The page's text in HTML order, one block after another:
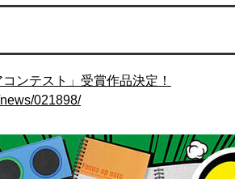
ンテスト」受賞作品決定！
021898/